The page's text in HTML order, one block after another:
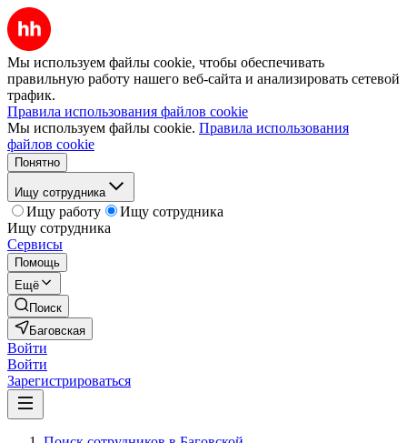
Мы используем файлы cookie, чтобы обеспечивать
правильную работу нашего веб-сайта и анализировать сетевой
трафик.
Правила использования файлов cookie
Мы используем файлы cookie. Правила использования
файлов cookie
Понятно
Ищу сотрудника
Ищу работу
Ищу сотрудника
Ищу сотрудника
Сервисы
Помощь
Ещё
Поиск
Баговская
Войти
Войти
Зарегистрироваться